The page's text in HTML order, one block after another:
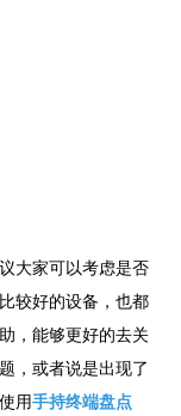
大家可以考虑是否
较好的设备，也都
，能够更好的去关
，或者说是出现了
用手持终端盘点